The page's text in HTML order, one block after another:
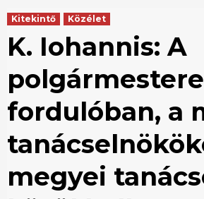
Kitekintő Közélet
K. Iohannis: A
fordulóban, a
megyei